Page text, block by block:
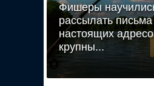
Фишеры
рассылать письма
настоящих
крупны...